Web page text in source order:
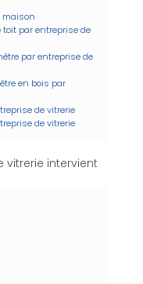
maison
toit par entreprise de
par entreprise de
en bois par
de vitrerie
de vitrerie
vitrerie intervient